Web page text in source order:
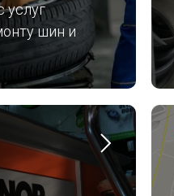
услуг
шин и